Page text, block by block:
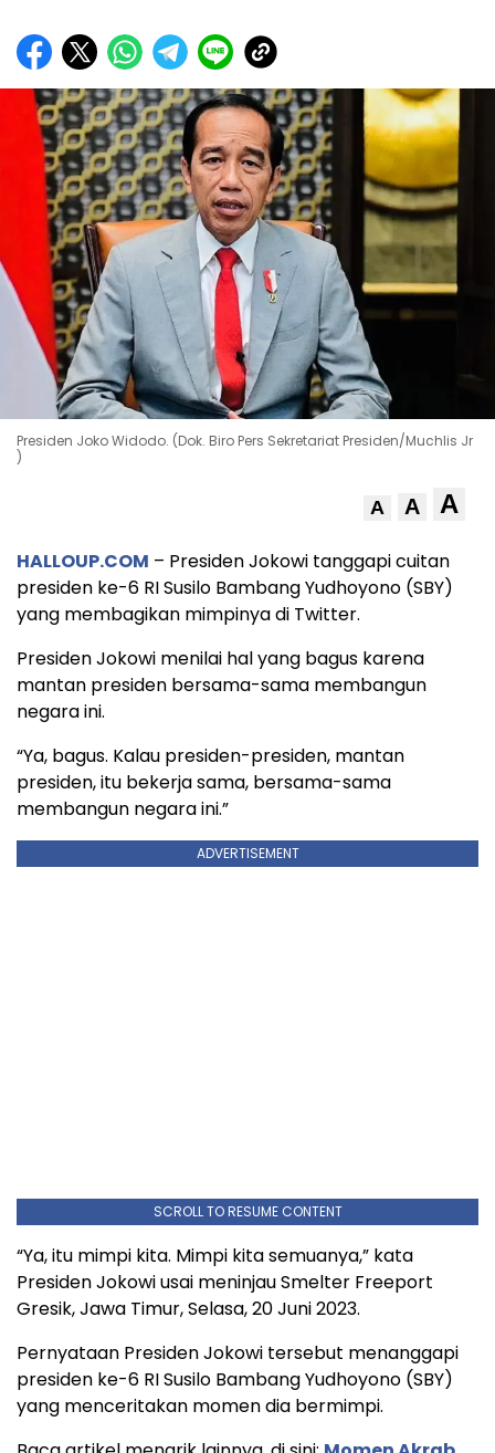
Presiden Joko Widodo. (Dok. Biro Pers Sekretariat Presiden/Muchlis Jr
)
A A A
HALLOUP.COM – Presiden Jokowi tanggapi cuitan
presiden ke-6 RI Susilo Bambang Yudhoyono (SBY)
yang membagikan mimpinya di Twitter.
Presiden Jokowi menilai hal yang bagus karena
mantan presiden bersama-sama membangun
negara ini.
“Ya, bagus. Kalau presiden-presiden, mantan
presiden, itu bekerja sama, bersama-sama
membangun negara ini.”
ADVERTISEMENT
SCROLL TO RESUME CONTENT
“Ya, itu mimpi kita. Mimpi kita semuanya,” kata
Presiden Jokowi usai meninjau Smelter Freeport
Gresik, Jawa Timur, Selasa, 20 Juni 2023.
Pernyataan Presiden Jokowi tersebut menanggapi
presiden ke-6 RI Susilo Bambang Yudhoyono (SBY)
yang menceritakan momen dia bermimpi.